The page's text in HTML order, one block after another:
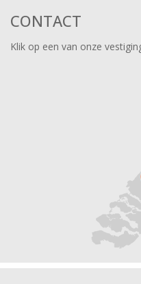
CONTACT
Klik op een van onze